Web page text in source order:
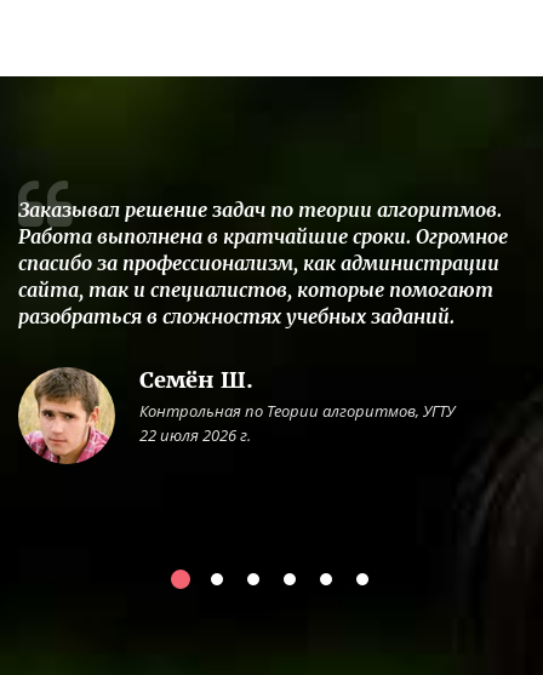
Заказывал решение задач по теории алгоритмов.
Работа выполнена в кратчайшие сроки. Огромное
спасибо за профессионализм, как администрации
сайта, так и специалистов, которые помогают
разобраться в сложностях учебных заданий.
Семён Ш.
Контрольная по Теории алгоритмов, УГТУ
22 июля 2026 г.